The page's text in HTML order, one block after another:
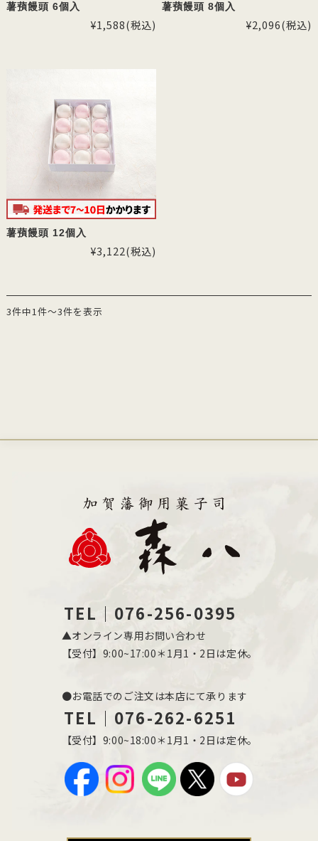
薯蕷饅頭 6個入
¥1,588(税込)
薯蕷饅頭 8個入
¥2,096(税込)
薯蕷饅頭 12個入
¥3,122(税込)
3件中1件～3件を表示
TEL｜076-256-0395
▲オンライン専用お問い合わせ
【受付】9:00~17:00＊1月1・2日は定休。
●お電話でのご注文は本店にて承ります
TEL｜076-262-6251
【受付】9:00~18:00＊1月1・2日は定休。